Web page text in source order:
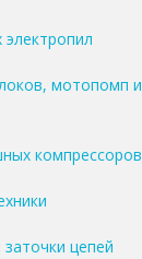
мотопомп и
компрессоров
цепей